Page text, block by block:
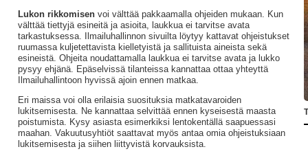
Lukon rikkomisenvoi välttää pakkaamalla ohjeiden mukaan. Kun
välttää tiettyjä esineitä ja asioita, laukkua ei tarvitse avata
tarkastuksessa. Ilmailuhallinnon sivuilta löytyy kattavat ohjeistukset
ruumassa kuljetettavista kielletyistä ja sallituista aineista sekä
esineistä. Ohjeita noudattamalla laukkua ei tarvitse avata ja lukko
pysyy ehjänä. Epäselvissä tilanteissa kannattaa ottaa yhteyttä
Ilmailuhallintoon hyvissä ajoin ennen matkaa.
Eri maissa voi olla erilaisia suosituksia matkatavaroiden
lukitsemisesta. Ne kannattaa selvittää ennen kyseisestä maasta
poistumista. Kysy asiasta esimerkiksi lentokentällä saapuessasi
maahan. Vakuutusyhtiöt saattavat myös antaa omia ohjeistuksiaan
lukitsemisesta ja siihen liittyvistä korvauksista.